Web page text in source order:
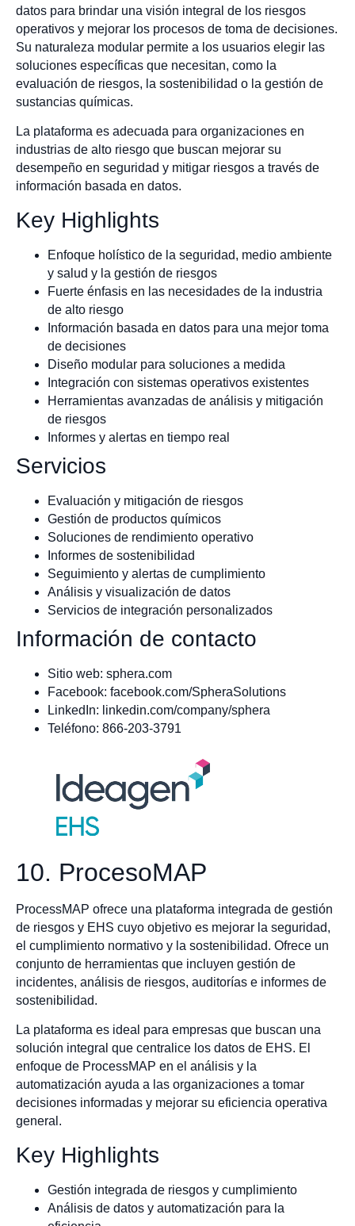
datos para brindar una visión integral de los riesgos
operativos y mejorar los procesos de toma de decisiones.
Su naturaleza modular permite a los usuarios elegir las
soluciones específicas que necesitan, como la
evaluación de riesgos, la sostenibilidad o la gestión de
sustancias químicas.
La plataforma es adecuada para organizaciones en
industrias de alto riesgo que buscan mejorar su
desempeño en seguridad y mitigar riesgos a través de
información basada en datos.
Key Highlights
Enfoque holístico de la seguridad, medio ambiente
y salud y la gestión de riesgos
Fuerte énfasis en las necesidades de la industria
de alto riesgo
Información basada en datos para una mejor toma
de decisiones
Diseño modular para soluciones a medida
Integración con sistemas operativos existentes
Herramientas avanzadas de análisis y mitigación
de riesgos
Informes y alertas en tiempo real
Servicios
Evaluación y mitigación de riesgos
Gestión de productos químicos
Soluciones de rendimiento operativo
Informes de sostenibilidad
Seguimiento y alertas de cumplimiento
Análisis y visualización de datos
Servicios de integración personalizados
Información de contacto
Sitio web: sphera.com
Facebook: facebook.com/SpheraSolutions
LinkedIn: linkedin.com/company/sphera
Teléfono: 866-203-3791
10. ProcesoMAP
ProcessMAP ofrece una plataforma integrada de gestión
de riesgos y EHS cuyo objetivo es mejorar la seguridad,
el cumplimiento normativo y la sostenibilidad. Ofrece un
conjunto de herramientas que incluyen gestión de
incidentes, análisis de riesgos, auditorías e informes de
sostenibilidad.
La plataforma es ideal para empresas que buscan una
solución integral que centralice los datos de EHS. El
enfoque de ProcessMAP en el análisis y la
automatización ayuda a las organizaciones a tomar
decisiones informadas y mejorar su eficiencia operativa
general.
Key Highlights
Gestión integrada de riesgos y cumplimiento
Análisis de datos y automatización para la